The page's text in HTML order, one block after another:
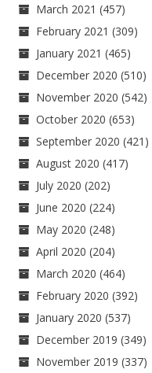
March 2021 (457)
February 2021 (309)
January 2021 (465)
December 2020 (510)
November 2020 (542)
October 2020 (653)
September 2020 (421)
August 2020 (417)
July 2020 (202)
June 2020 (224)
May 2020 (248)
April 2020 (204)
March 2020 (464)
February 2020 (392)
January 2020 (537)
December 2019 (349)
November 2019 (337)